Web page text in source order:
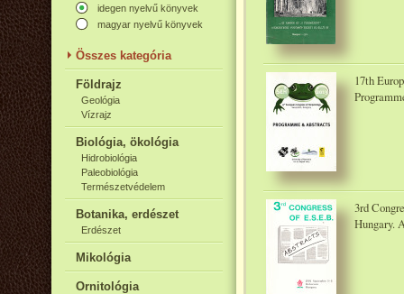
idegen nyelvű könyvek
magyar nyelvű könyvek
Összes kategória
Földrajz
Geológia
Vízrajz
Biológia, ökológia
Hidrobiológia
Paleobiológia
Természetvédelem
Botanika, erdészet
Erdészet
Mikológia
Ornitológia
17th
3rd
Hungary.